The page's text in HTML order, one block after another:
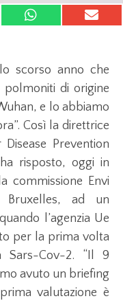
scorso anno che
polmoniti di origine
e lo abbiamo
Così la direttrice
Prevention
risposto, oggi in
commissione Envi
Bruxelles, ad un
l’agenzia Ue
per la prima volta
Sars-Cov-2. “Il 9
avuto un briefing
valutazione è